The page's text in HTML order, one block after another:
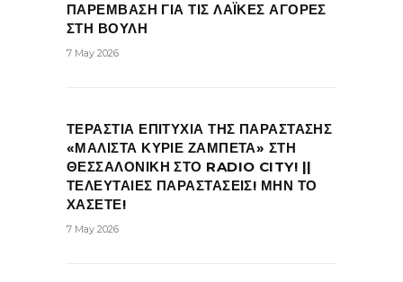
ΠΑΡΕΜΒΑΣΗ ΓΙΑ ΤΙΣ ΛΑΪΚΕΣ ΑΓΟΡΕΣ
ΣΤΗ ΒΟΥΛΗ
7 May 2026
ΤΕΡΑΣΤΙΑ ΕΠΙΤΥΧΙΑ ΤΗΣ ΠΑΡΑΣΤΑΣΗΣ
«ΜΑΛΙΣΤΑ ΚΥΡΙΕ ΖΑΜΠΕΤΑ» ΣΤΗ
ΘΕΣΣΑΛΟΝΙΚΗ ΣΤΟ RADIO CITY! ||
ΤΕΛΕΥΤΑΙΕΣ ΠΑΡΑΣΤΑΣΕΙΣ! ΜΗΝ ΤΟ
ΧΑΣΕΤΕ!
7 May 2026